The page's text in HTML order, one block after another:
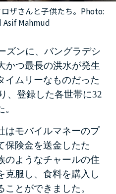
ザさんと子供たち。Photo:
Asif Mahmud
ズンに、バングラデシ
かつ最長の洪水が発生
イムリーなものだった
、登録した各世帯に32
はモバイルマネーのプ
保険金を送金したた
のようなチャールの住
克服し、食料を購入し
とができました。